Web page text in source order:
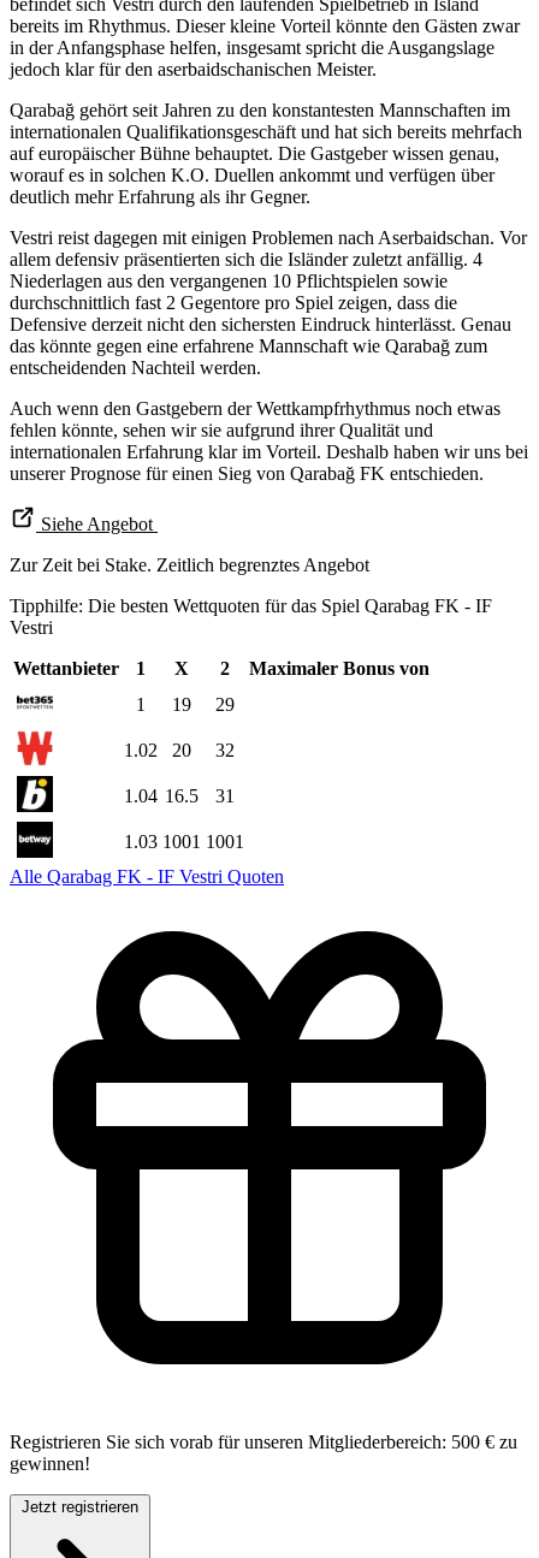
bereits im Rhythmus. Dieser kleine Vorteil könnte den Gästen zwar
in der Anfangsphase helfen, insgesamt spricht die Ausgangslage
jedoch klar für den aserbaidschanischen Meister.
Qarabağ gehört seit Jahren zu den konstantesten Mannschaften im
internationalen Qualifikationsgeschäft und hat sich bereits mehrfach
auf europäischer Bühne behauptet. Die Gastgeber wissen genau,
worauf es in solchen K.O. Duellen ankommt und verfügen über
deutlich mehr Erfahrung als ihr Gegner.
Vestri reist dagegen mit einigen Problemen nach Aserbaidschan. Vor
allem defensiv präsentierten sich die Isländer zuletzt anfällig. 4
Niederlagen aus den vergangenen 10 Pflichtspielen sowie
durchschnittlich fast 2 Gegentore pro Spiel zeigen, dass die
Defensive derzeit nicht den sichersten Eindruck hinterlässt. Genau
das könnte gegen eine erfahrene Mannschaft wie Qarabağ zum
entscheidenden Nachteil werden.
Auch wenn den Gastgebern der Wettkampfrhythmus noch etwas
fehlen könnte, sehen wir sie aufgrund ihrer Qualität und
internationalen Erfahrung klar im Vorteil. Deshalb haben wir uns bei
unserer Prognose für einen Sieg von Qarabağ FK entschieden.
Siehe Angebot
Zur Zeit bei Stake. Zeitlich begrenztes Angebot
Tipphilfe: Die besten Wettquoten für das Spiel Qarabag FK - IF
Vestri
Wettanbieter 1 X 2
Maximaler Bonus von
1
19 29
1.02 20 32
1.04 16.5 31
1.03 1001 1001
Alle Qarabag FK - IF Vestri Quoten
Registrieren Sie sich vorab für unseren Mitgliederbereich: 500 € zu
gewinnen!
Jetzt registrieren